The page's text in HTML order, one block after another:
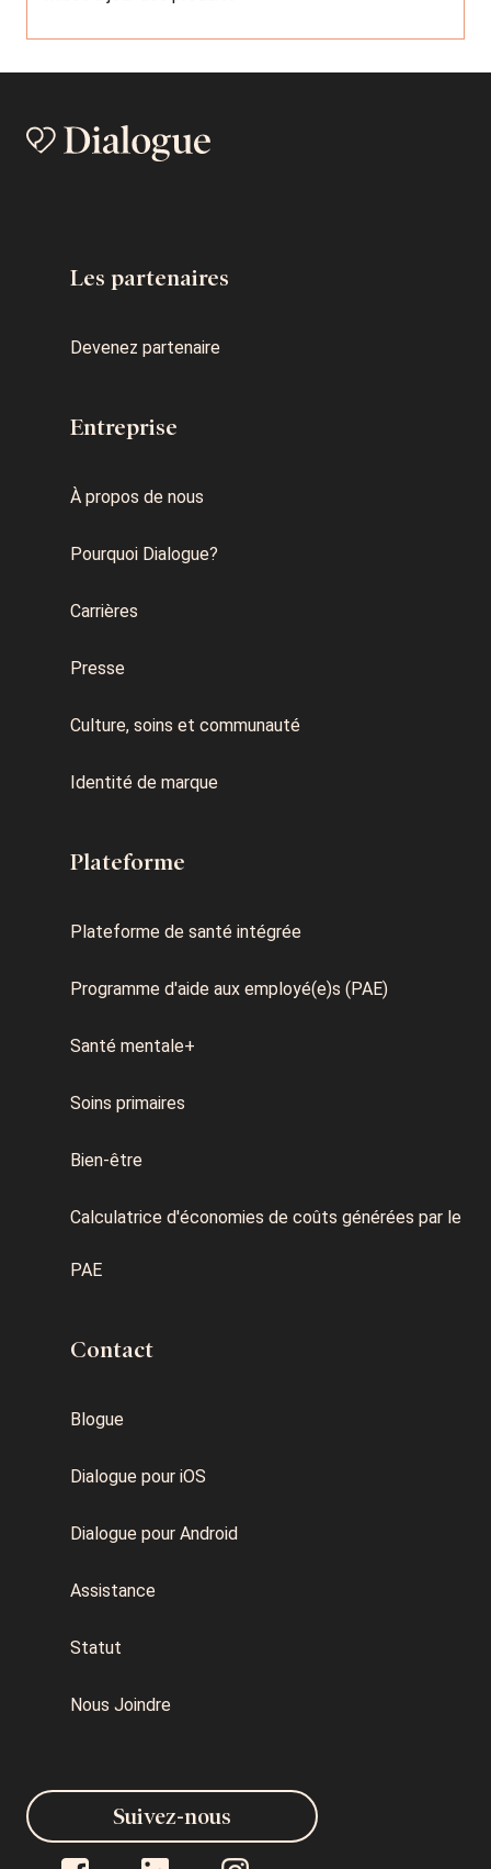
Les partenaires
Devenez partenaire
Entreprise
À propos de nous
Pourquoi Dialogue?
Carrières
Presse
Culture, soins et communauté
Identité de marque
Plateforme
Plateforme de santé intégrée
Programme d'aide aux employé(e)s (PAE)
Santé mentale+
Soins primaires
Bien-être
Calculatrice d'économies de coûts générées par le
PAE
Contact
Blogue
Dialogue pour iOS
Dialogue pour Android
Assistance
Statut
Nous Joindre
Suivez-nous